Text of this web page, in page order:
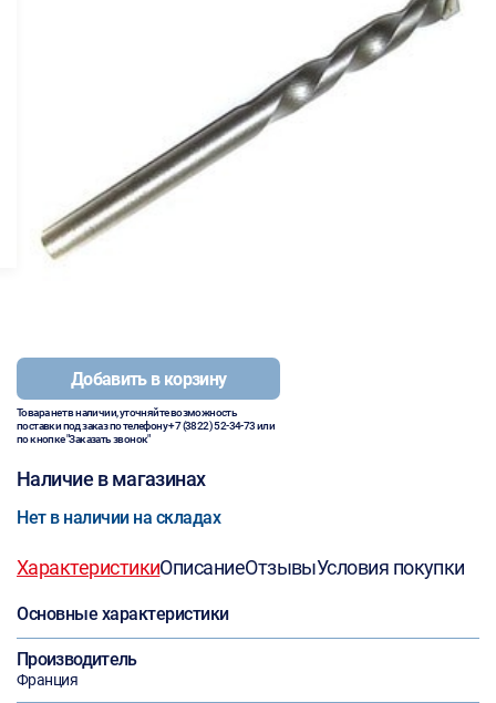
Добавить в корзину
Товара нет в наличии, уточняйте возможность
поставки под заказ по телефону+7 (3822) 52-34-73или
по кнопке "Заказать звонок"
Наличие в магазинах
Нет в наличии на складах
ХарактеристикиОписаниеОтзывыУсловия покупки
Основные характеристики
Производитель
Франция